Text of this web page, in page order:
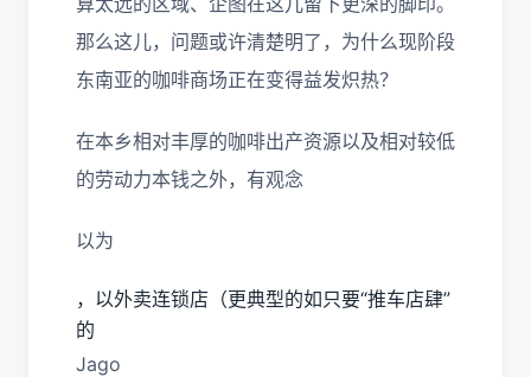
那么这儿，问题或许清楚明了，为什么现阶段
东南亚的咖啡商场正在变得益发炽热？
在本乡相对丰厚的咖啡出产资源以及相对较低
的劳动力本钱之外，有观念
以为
，以外卖连锁店（更典型的如只要“推车店肆”
的
Jago